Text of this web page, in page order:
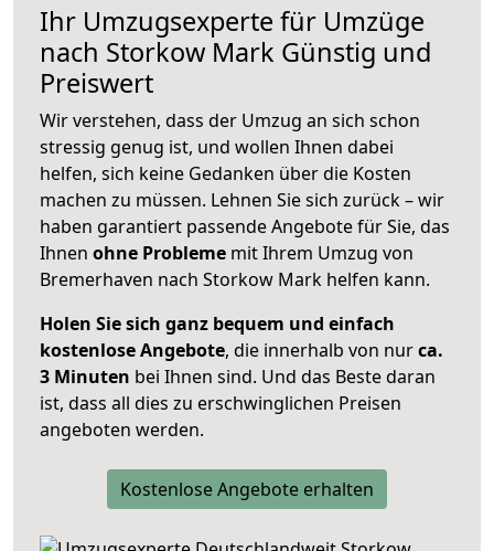
Ihr Umzugsexperte für Umzüge
nach Storkow Mark Günstig und
Preiswert
Wir verstehen, dass der Umzug an sich schon
stressig genug ist, und wollen Ihnen dabei
helfen, sich keine Gedanken über die Kosten
machen zu müssen. Lehnen Sie sich zurück – wir
haben garantiert passende Angebote für Sie, das
Ihnen ohne Probleme mit Ihrem Umzug von
Bremerhaven nach Storkow Mark helfen kann.
Holen Sie sich ganz bequem und einfach
kostenlose Angebote, die innerhalb von nurca.
3 Minuten bei Ihnen sind. Und das Beste daran
ist, dass all dies zu erschwinglichen Preisen
angeboten werden.
Kostenlose Angebote erhalten